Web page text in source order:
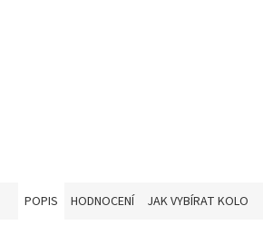
POPIS HODNOCENÍ JAK VYBÍRAT KOLO